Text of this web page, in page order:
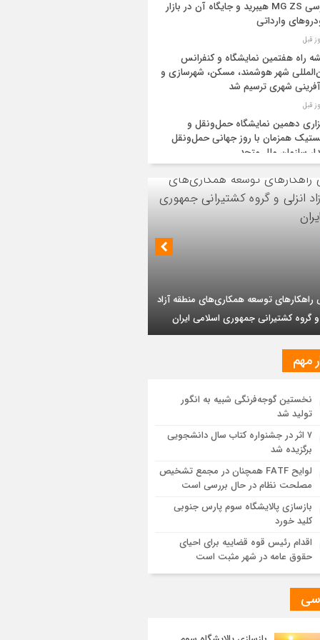
بررسی MG ZS هیبرید و جایگاه آن در بازار
وارداتی
راه هفتمین نمایشگاه و کنفرانس
شهر هوشمند، مسکن، شهرسازی و
شهری ترسیم شد
دهمین نمایشگاه حمل‌ونقل و
همزمان با روز جهانی حمل‌ونقل
سازمان ملل متحد
و عراق قرارداد خط لوله انتقال نفت را
کردند
کلید امنیت معیشتی خانوارها
نفت اعضای اوپک پلاس روی کاغذ
اجرای طرح تخصیص یارانه سوخت از
اجرایی پروژه تصفیه پساب شهری؛
تبریز در مسیر تحقق صنعت سبز
مزیت قیمتی CNG؛ سوختی پاک برای کاهش
خانوار و واردات بنزین
هیأت مدیره گروه سرمایه‌گذاری اهداف با
بر تداوم حمایت از فاز دوم توسعه میدان
مهم
نخستین گوجه‌فرنگی شبیه به انگور
تولید شد
۷ اثر در جشنواره کتاب سال دانشجویی
برگزیده شد
لوایح FATF همچنان در مجمع تشخیص
مصلحت نظام در حال بررسی است
بازسازی پالایشگاه سوم پارس جنوبی
کلید خورد
اقدام رئیس قوه قضاییه برای احیای
حقوق عامه در شهر مثبت است